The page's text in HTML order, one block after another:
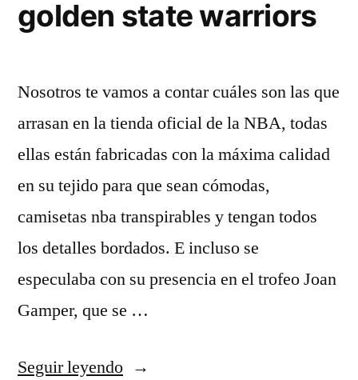
golden state warriors
Nosotros te vamos a contar cuáles son las que
arrasan en la tienda oficial de la NBA, todas
ellas están fabricadas con la máxima calidad
en su tejido para que sean cómodas,
camisetas nba transpirables y tengan todos
los detalles bordados. E incluso se
especulaba con su presencia en el trofeo Joan
Gamper, que se …
Seguir leyendo«Tienda